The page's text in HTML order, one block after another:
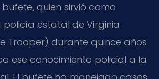
quien sirvió como
estatal de Virginia
Trooper) durante quince años
ese conocimiento policial a la